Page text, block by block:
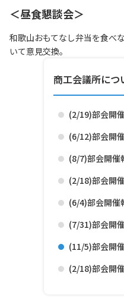
＜昼食懇談会＞
和歌山おもてなし弁当を食べ
いて意見交換。
商工会議所につ
(2/19)部会開
(6/12)部会開
(8/7)部会開催
(2/18)部会開
(6/4)部会開催
(7/31)部会開
(11/5)部会開
(2/18)部会開